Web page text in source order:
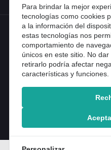
Preguntas frecuentes
Entradas de blog
Calle Ferraz 42, Madrid
Teléfono
918 13 81 81
Email
info@tiendental.com
Iniciar sesión
Historial de pedidos
Mi lista de compra
Copyright 2025 ©
Para brindar la mejor
tecnologías como cookies
a la información del
estas tecnologías nos
comportamiento de
únicos en este sitio. No
retirarlo podría afectar
características y funciones.